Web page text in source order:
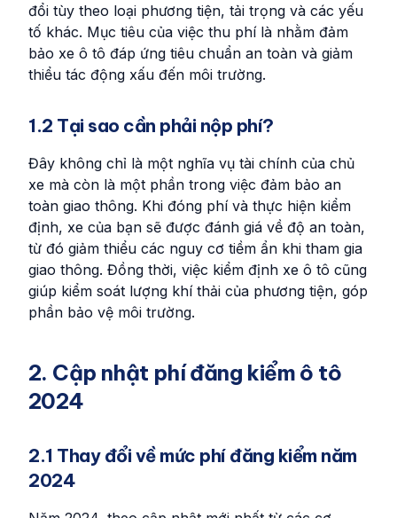
đổi tùy theo loại phương tiện, tải trọng và các yếu
tố khác. Mục tiêu của việc thu phí là nhằm đảm
bảo xe ô tô đáp ứng tiêu chuẩn an toàn và giảm
thiểu tác động xấu đến môi trường.
1.2 Tại sao cần phải nộp phí?
Đây không chỉ là một nghĩa vụ tài chính của chủ
xe mà còn là một phần trong việc đảm bảo an
toàn giao thông. Khi đóng phí và thực hiện kiểm
định, xe của bạn sẽ được đánh giá về độ an toàn,
từ đó giảm thiểu các nguy cơ tiềm ẩn khi tham gia
giao thông. Đồng thời, việc kiểm định xe ô tô cũng
giúp kiểm soát lượng khí thải của phương tiện, góp
phần bảo vệ môi trường.
2. Cập nhật phí đăng kiểm ô tô
2024
2.1 Thay đổi về mức phí đăng kiểm năm
2024